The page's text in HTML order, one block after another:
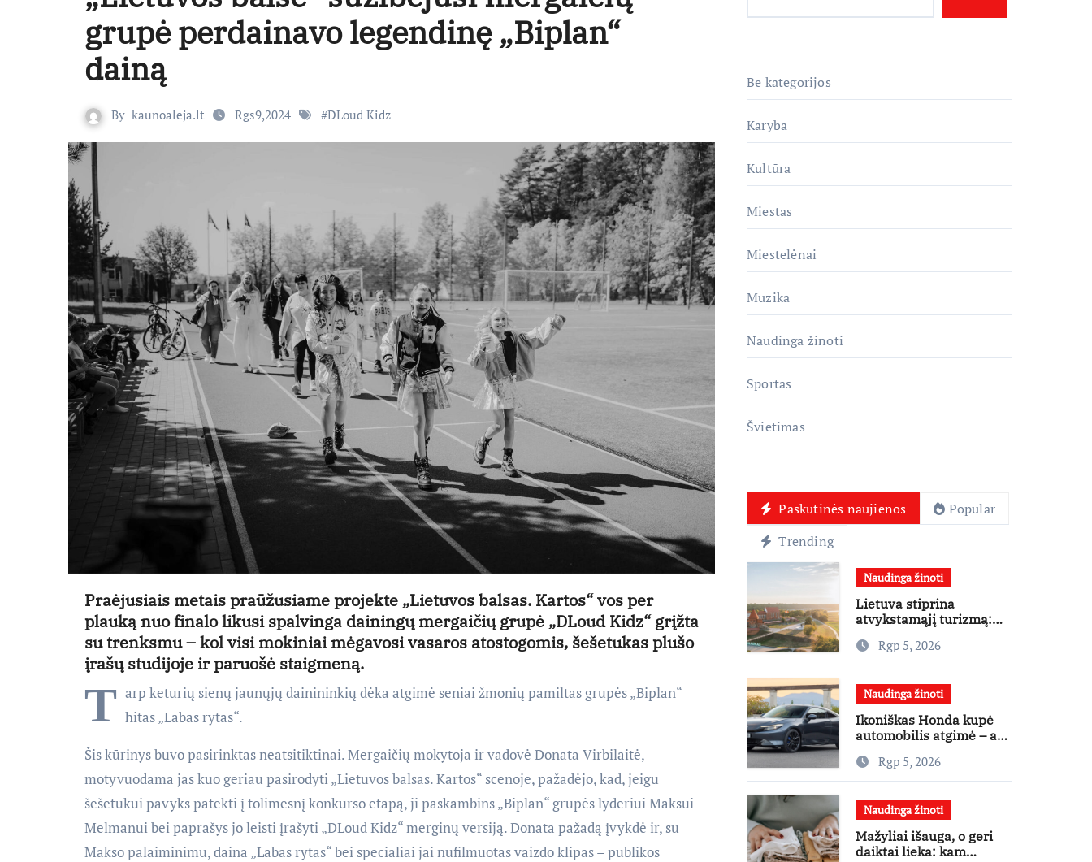
grupė perdainavo legendinę „Biplan“
dainą
By kaunoaleja.lt Rgs9,2024 #DLoud Kidz
Praėjusiais metais praūžusiame projekte „Lietuvos balsas. Kartos“ vos per
plauką nuo finalo likusi spalvinga dainingų mergaičių grupė „DLoud Kidz“ grįžta
su trenksmu – kol visi mokiniai mėgavosi vasaros atostogomis, šešetukas plušo
įrašų studijoje ir paruošė staigmeną.
T arp keturių sienų jaunųjų dainininkių dėka atgimė seniai žmonių pamiltas grupės „Biplan“
hitas „Labas rytas“.
Šis kūrinys buvo pasirinktas neatsitiktinai. Mergaičių mokytoja ir vadovė Donata Virbilaitė,
motyvuodama jas kuo geriau pasirodyti „Lietuvos balsas. Kartos“ scenoje, pažadėjo, kad, jeigu
šešetukui pavyks patekti į tolimesnį konkurso etapą, ji paskambins „Biplan“ grupės lyderiui Maksui
Melmanui bei paprašys jo leisti įrašyti „DLoud Kidz“ merginų versiją. Donata pažadą įvykdė ir, su
Makso palaiminimu, daina „Labas rytas“ bei specialiai jai nufilmuotas vaizdo klipas – publikos
Be kategorijos
Karyba
Kultūra
Miestas
Miestelėnai
Muzika
Naudinga žinoti
Sportas
Švietimas
Paskutinės naujienos
Popular
Trending
Naudinga žinoti
Lietuva stiprina
atvykstamąjį turizmą:
užsienio turistams
pritraukti
Rgp 5, 2026
Naudinga žinoti
Ikoniškas Honda kupė
automobilis atgimė – ar
lūkesčius?
Rgp 5, 2026
Naudinga žinoti
Mažyliai išauga, o geri
daiktai lieka: kam